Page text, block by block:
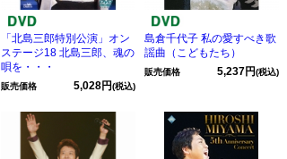
「北島三郎特別公演」オン
ステージ18 北島三郎、魂の
唄を・・・
販売価格 5,028円(税込)
島倉千代子 私の愛すべき歌
謡曲（こどもたち）
販売価格 5,237円(税込)